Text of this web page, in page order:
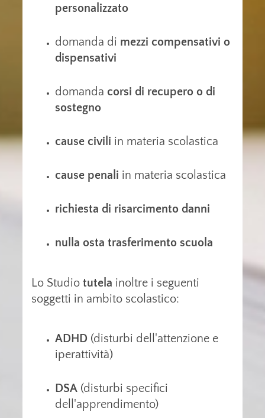
personalizzato
domanda di mezzi compensativi o
dispensativi
domanda corsi di recupero o di
sostegno
cause civili in materia scolastica
cause penali in materia scolastica
richiesta di risarcimento danni
nulla osta trasferimento scuola
Lo Studio tutela inoltre i seguenti
soggetti in ambito scolastico:
ADHD (disturbi dell'attenzione e
iperattività)
DSA (disturbi specifici
dell'apprendimento)